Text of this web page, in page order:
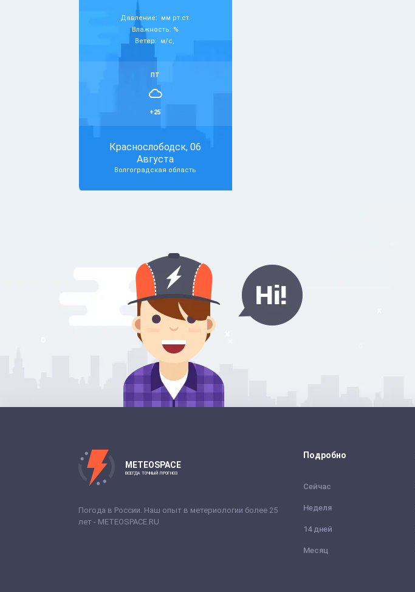
Давление: мм рт.ст.
Влажность: %
Ветер: м/с,
ПТ
+25
Краснослободск, 06
Августа
Волгоградская область
METEOSPACE
ВСЕГДА ТОЧНЫЙ ПРОГНОЗ
Погода в России. Наш опыт в метериологии более 25
лет - METEOSPACE.RU
Подробно
Сейчас
Неделя
14 дней
Месяц